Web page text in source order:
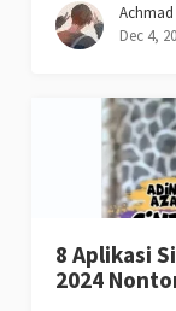
Dec 4,
8 Aplikasi
2024